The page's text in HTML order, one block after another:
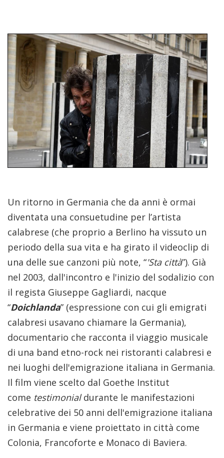
Un ritorno in Germania che da anni è ormai
diventata una consuetudine per l’artista
calabrese (che proprio a Berlino ha vissuto un
periodo della sua vita e ha girato il videoclip di
una delle sue canzoni più note, “'Sta città”). Già
nel 2003, dall'incontro e l'inizio del sodalizio con
il regista Giuseppe Gagliardi, nacque
“Doichlanda” (espressione con cui gli emigrati
calabresi usavano chiamare la Germania),
documentario che racconta il viaggio musicale
di una band etno-rock nei ristoranti calabresi e
nei luoghi dell'emigrazione italiana in Germania.
Il film viene scelto dal Goethe Institut
come testimonialdurante le manifestazioni
celebrative dei 50 anni dell'emigrazione italiana
in Germania e viene proiettato in città come
Colonia, Francoforte e Monaco di Baviera.